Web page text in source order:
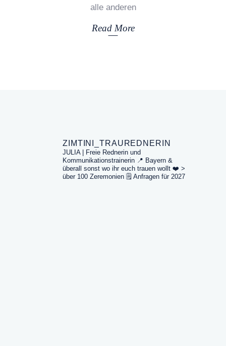
alle anderen
Read More
ZIMTINI_TRAUREDNERIN
JULIA | Freie Rednerin und
Kommunikationstrainerin 📍 Bayern &
überall sonst wo ihr euch trauen wollt ❤️ >
über 100 Zeremonien 🗒️ Anfragen für 2027